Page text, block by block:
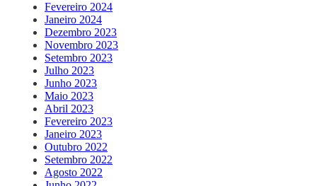
Fevereiro 2024
Janeiro 2024
Dezembro 2023
Novembro 2023
Setembro 2023
Julho 2023
Junho 2023
Maio 2023
Abril 2023
Fevereiro 2023
Janeiro 2023
Outubro 2022
Setembro 2022
Agosto 2022